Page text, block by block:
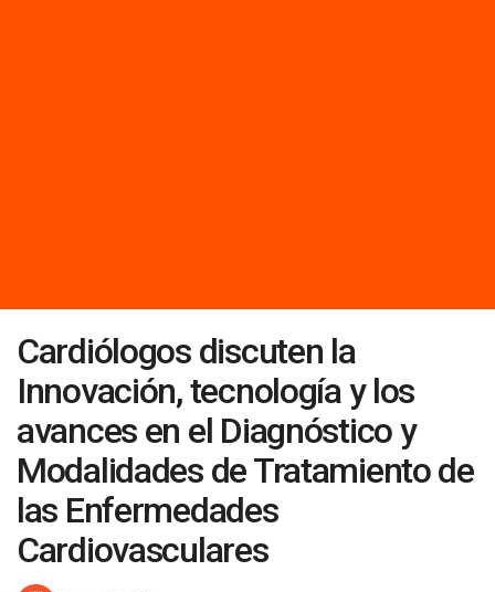
Cardiólogos discuten la
Innovación, tecnología y los
avances en el Diagnóstico y
Modalidades de Tratamiento de
las Enfermedades
Cardiovasculares